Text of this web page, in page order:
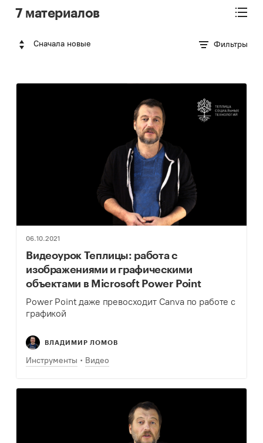
7 материалов
Сначала новые Фильтры
06.10.2021
Видеоурок Теплицы: работа с
изображениями и графическими
объектами в Microsoft Power Point
Power Point даже превосходит Canva по работе с
графикой
ВЛАДИМИР ЛОМОВ
Инструменты Видео